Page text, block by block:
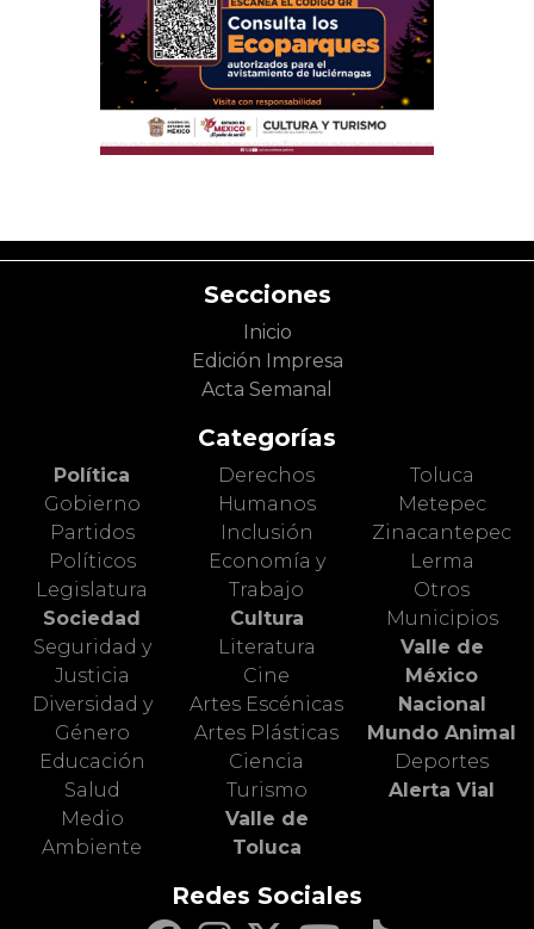
Secciones
Inicio
Edición Impresa
Acta Semanal
Categorías
Política
Gobierno
Partidos
Políticos
Legislatura
Sociedad
Seguridad y
Justicia
Diversidad y
Género
Educación
Salud
Medio
Ambiente
Derechos
Humanos
Inclusión
Economía y
Trabajo
Cultura
Literatura
Cine
Artes Escénicas
Artes Plásticas
Ciencia
Turismo
Valle de
Toluca
Toluca
Metepec
Zinacantepec
Lerma
Otros
Municipios
Valle de
México
Nacional
Mundo Animal
Deportes
Alerta Vial
Redes Sociales